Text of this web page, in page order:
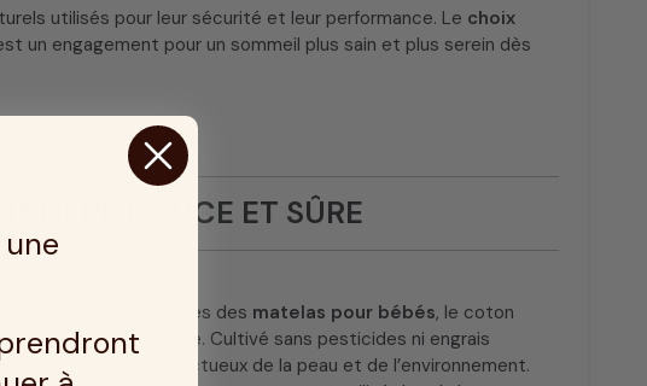
utilisés pour leur sécurité et leur performance. Le choix
un engagement pour un sommeil plus sain et plus serein dès
DOUCE ET SÛRE
les composants phares des matelas pour bébés, le coton
largement plébiscité. Cultivé sans pesticides ni engrais
il est plus respectueux de la peau et de l’environnement.